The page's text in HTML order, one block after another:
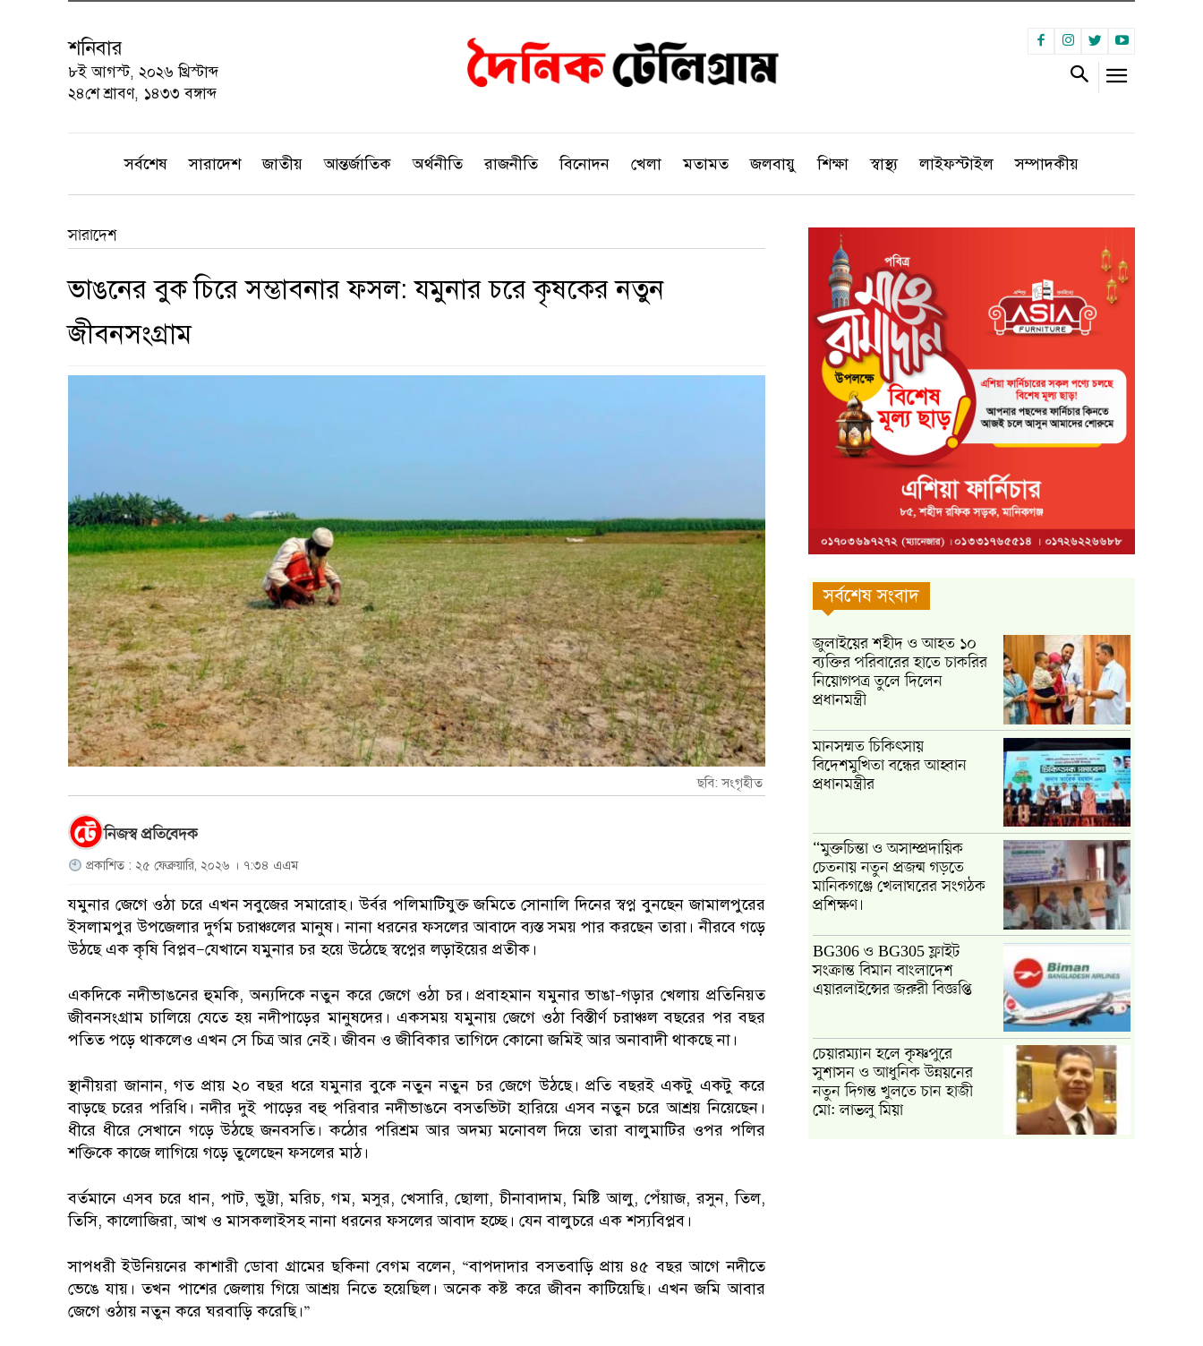
শনিবার
৮ই আগস্ট, ২০২৬ খ্রিস্টাব্দ
২৪শে শ্রাবণ, ১৪৩৩ বঙ্গাব্দ
সর্বশেষ সারাদেশ জাতীয় আন্তর্জাতিক অর্থনীতি রাজনীতি বিনোদন খেলা মতামত জলবায়ু শিক্ষা স্বাস্থ্য লাইফস্টাইল সম্পাদকীয়
সারাদেশ
ভাঙনের বুক চিরে সম্ভাবনার ফসল: যমুনার চরে কৃষকের নতুন
জীবনসংগ্রাম
ছবি: সংগৃহীত
নিজস্ব প্রতিবেদক
প্রকাশিত : ২৫ ফেব্রুয়ারি, ২০২৬ । ৭:৩৪ এএম
যমুনার জেগে ওঠা চরে এখন সবুজের সমারোহ। উর্বর পলিমাটিযুক্ত জমিতে সোনালি দিনের স্বপ্ন বুনছেন জামালপুরের
ইসলামপুর উপজেলার দুর্গম চরাঞ্চলের মানুষ। নানা ধরনের ফসলের আবাদে ব্যস্ত সময় পার করছেন তারা। নীরবে গড়ে
উঠছে এক কৃষি বিপ্লব—যেখানে যমুনার চর হয়ে উঠেছে স্বপ্নের লড়াইয়ের প্রতীক।
একদিকে নদীভাঙনের হুমকি, অন্যদিকে নতুন করে জেগে ওঠা চর। প্রবাহমান যমুনার ভাঙা–গড়ার খেলায় প্রতিনিয়ত
জীবনসংগ্রাম চালিয়ে যেতে হয় নদীপাড়ের মানুষদের। একসময় যমুনায় জেগে ওঠা বিস্তীর্ণ চরাঞ্চল বছরের পর বছর
পতিত পড়ে থাকলেও এখন সে চিত্র আর নেই। জীবন ও জীবিকার তাগিদে কোনো জমিই আর অনাবাদী থাকছে না।
স্থানীয়রা জানান, গত প্রায় ২০ বছর ধরে যমুনার বুকে নতুন নতুন চর জেগে উঠছে। প্রতি বছরই একটু একটু করে
বাড়ছে চরের পরিধি। নদীর দুই পাড়ের বহু পরিবার নদীভাঙনে বসতভিটা হারিয়ে এসব নতুন চরে আশ্রয় নিয়েছেন।
ধীরে ধীরে সেখানে গড়ে উঠছে জনবসতি। কঠোর পরিশ্রম আর অদম্য মনোবল দিয়ে তারা বালুমাটির ওপর পলির
শক্তিকে কাজে লাগিয়ে গড়ে তুলেছেন ফসলের মাঠ।
বর্তমানে এসব চরে ধান, পাট, ভুট্টা, মরিচ, গম, মসুর, খেসারি, ছোলা, চীনাবাদাম, মিষ্টি আলু, পেঁয়াজ, রসুন, তিল,
তিসি, কালোজিরা, আখ ও মাসকলাইসহ নানা ধরনের ফসলের আবাদ হচ্ছে। যেন বালুচরে এক শস্যবিপ্লব।
সাপধরী ইউনিয়নের কাশারী ডোবা গ্রামের ছকিনা বেগম বলেন, “বাপদাদার বসতবাড়ি প্রায় ৪৫ বছর আগে নদীতে
ভেঙে যায়। তখন পাশের জেলায় গিয়ে আশ্রয় নিতে হয়েছিল। অনেক কষ্ট করে জীবন কাটিয়েছি। এখন জমি আবার
জেগে ওঠায় নতুন করে ঘরবাড়ি করেছি।”
সর্বশেষ সংবাদ
জুলাইয়ের শহীদ ও আহত ১০
ব্যক্তির পরিবারের হাতে চাকরির
নিয়োগপত্র তুলে দিলেন
প্রধানমন্ত্রী
মানসম্মত চিকিৎসায়
বিদেশমুখিতা বন্ধের আহ্বান
প্রধানমন্ত্রীর
“মুক্তচিন্তা ও অসাম্প্রদায়িক
চেতনায় নতুন প্রজন্ম গড়তে
মানিকগঞ্জে খেলাঘরের সংগঠক
প্রশিক্ষণ।
BG306 ও BG305 ফ্লাইট
সংক্রান্ত বিমান বাংলাদেশ
এয়ারলাইন্সের জরুরী বিজ্ঞপ্তি
চেয়ারম্যান হলে কৃষ্ণপুরে
সুশাসন ও আধুনিক উন্নয়নের
নতুন দিগন্ত খুলতে চান হাজী
মো: লাভলু মিয়া